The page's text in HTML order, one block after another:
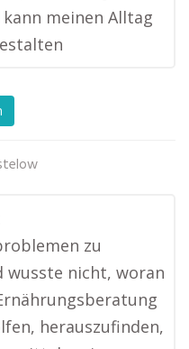
meinen Alltag
zu
wusste nicht, woran
herauszufinden,